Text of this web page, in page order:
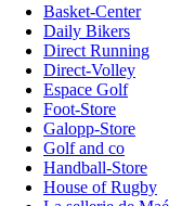
Basket-Center
Daily Bikers
Direct Running
Direct-Volley
Espace Golf
Foot-Store
Galopp-Store
Golf and co
Handball-Store
House of Rugby